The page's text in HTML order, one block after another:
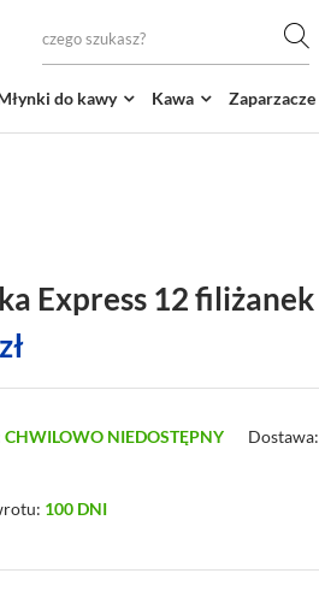
do kawy Kawa Zaparzacze
Express 12 filiżanek
zł
CHWILOWO NIEDOSTĘPNY Dostawa:
100 DNI